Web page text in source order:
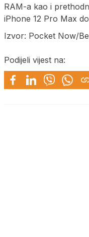
RAM-a kao i
iPhone 12 Pro Max
Izvor: Pocket Now/
Podijeli vijest na: